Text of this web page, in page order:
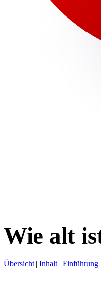
Wie alt
Übersicht | Inhalt | Einführung |